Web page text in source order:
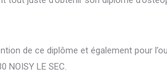
de ce diplôme et également pour
NOISY LE SEC.